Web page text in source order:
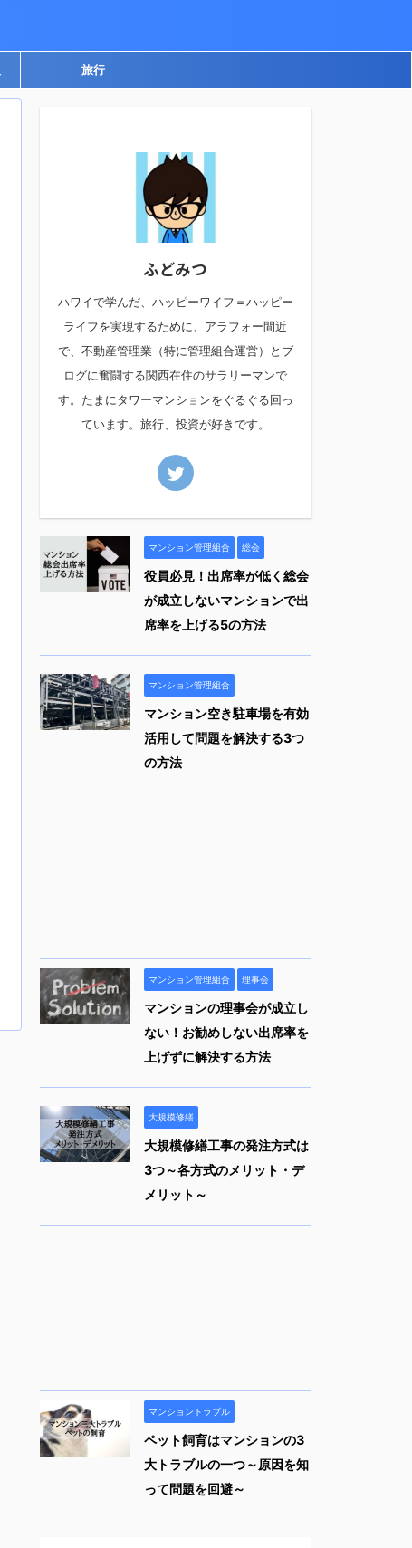
旅行
ふどみつ
ハワイで学んだ、ハッピーワイフ＝ハッピー
ライフを実現するために、アラフォー間近
で、不動産管理業（特に管理組合運営）とブ
ログに奮闘する関西在住のサラリーマンで
す。たまにタワーマンションをぐるぐる回っ
ています。旅行、投資が好きです。
マンション管理組合 総会
役員必見！出席率が低く総会
が成立しないマンションで出
席率を上げる5の方法
マンション管理組合
マンション空き駐車場を有効
活用して問題を解決する3つ
の方法
マンション管理組合 理事会
マンションの理事会が成立し
ない！お勧めしない出席率を
上げずに解決する方法
大規模修繕
大規模修繕工事の発注方式は
3つ～各方式のメリット・デ
メリット～
マンショントラブル
ペット飼育はマンションの3
大トラブルの一つ～原因を知
って問題を回避～